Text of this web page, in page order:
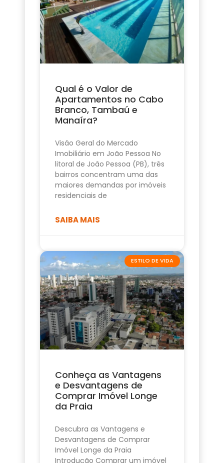
Qual é o Valor de
Apartamentos no Cabo
Branco, Tambaú e
Manaíra?
Visão Geral do Mercado
Imobiliário em João Pessoa No
litoral de João Pessoa (PB), três
bairros concentram uma das
maiores demandas por imóveis
residenciais de
SAIBA MAIS
ESTILO DE VIDA
Conheça as Vantagens
e Desvantagens de
Comprar Imóvel Longe
da Praia
Descubra as Vantagens e
Desvantagens de Comprar
Imóvel Longe da Praia
Introdução Comprar um imóvel